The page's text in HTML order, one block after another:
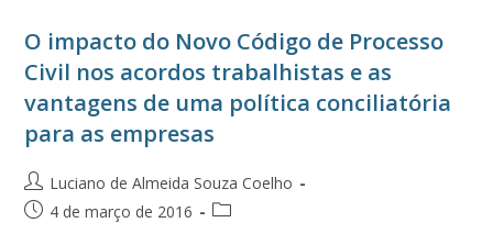
O impacto do Novo Código de Processo
Civil nos acordos trabalhistas e as
vantagens de uma política conciliatória
para as empresas
Luciano de Almeida Souza Coelho
4 de março de 2016